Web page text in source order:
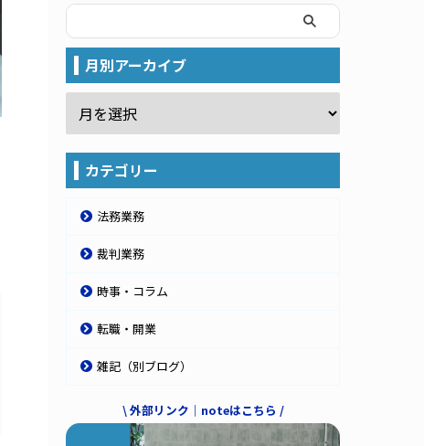
月別アーカイブ
カテゴリー
法務業務
裁判業務
時事・コラム
転職・開業
雑記（別ブログ）
\ 外部リンク｜noteはこちら /